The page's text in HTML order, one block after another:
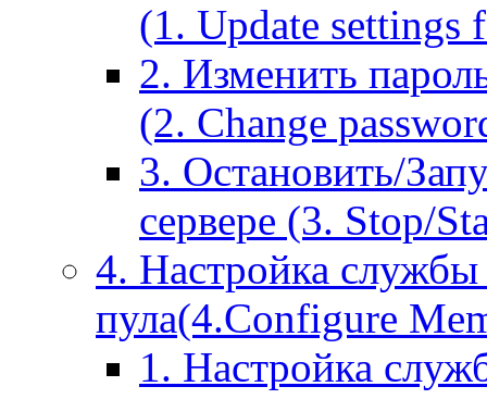
(1. Update settings
2. Изменить
(2. Change
3. Остановить/
сервере (3. Stop/
4. Настройка
пула(4.Configure
1. Настройка